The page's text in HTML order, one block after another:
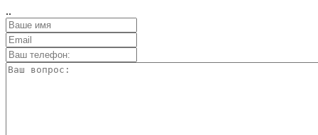
..